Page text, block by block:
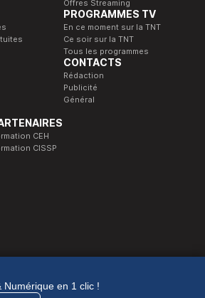
Offres Streaming
PROGRAMMES TV
En ce moment sur la TNT
Ce soir sur la TNT
Tous les programmes
CONTACTS
Rédaction
Publicité
Général
CEH
CISSP
Télé Satellite et Numérique.
Numérique en 1 clic !